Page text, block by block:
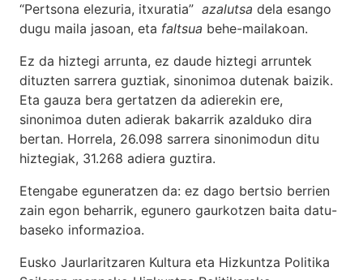
“Pertsona elezuria, itxuratia” azalutsa dela esango
dugu maila jasoan, eta faltsua behe-mailakoan.
Ez da hiztegi arrunta, ez daude hiztegi arruntek
dituzten sarrera guztiak, sinonimoa dutenak baizik.
Eta gauza bera gertatzen da adierekin ere,
sinonimoa duten adierak bakarrik azalduko dira
bertan. Horrela, 26.098 sarrera sinonimodun ditu
hiztegiak, 31.268 adiera guztira.
Etengabe eguneratzen da: ez dago bertsio berrien
zain egon beharrik, egunero gaurkotzen baita datu-
baseko informazioa.
Eusko Jaurlaritzaren Kultura eta Hizkuntza Politika